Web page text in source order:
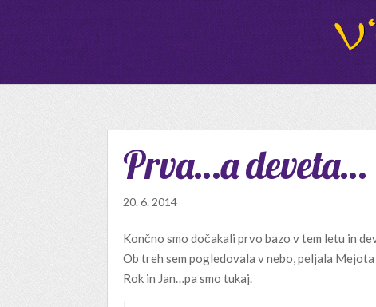
Prva…a deveta…
20. 6. 2014
Končno smo dočakali prvo bazo v tem letu in
Ob treh sem pogledovala v nebo, peljala
Rok in Jan…pa smo tukaj.